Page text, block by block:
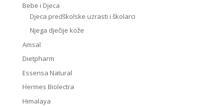
Bebe i Djeca
Djeca predškolske uzrasti i školarci
Njega dječije kože
Amsal
Dietpharm
Essensa Natural
Hermes Biolectra
Himalaya